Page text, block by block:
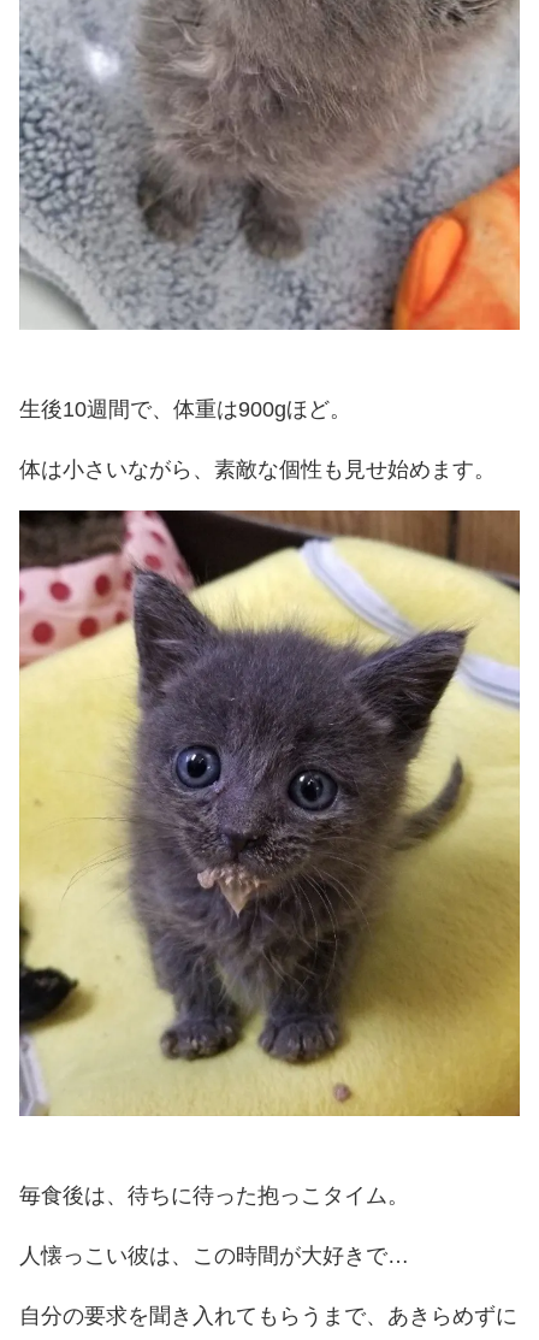
生後10週間で、体重は900gほど。
体は小さいながら、素敵な個性も見せ始めます。
毎食後は、待ちに待った抱っこタイム。
人懐っこい彼は、この時間が大好きで…
自分の要求を聞き入れてもらうまで、あきらめずに